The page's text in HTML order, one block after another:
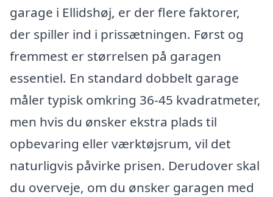
garage i Ellidshøj, er der flere faktorer,
der spiller ind i prissætningen. Først og
fremmest er størrelsen på garagen
essentiel. En standard dobbelt garage
måler typisk omkring 36-45 kvadratmeter,
men hvis du ønsker ekstra plads til
opbevaring eller værktøjsrum, vil det
naturligvis påvirke prisen. Derudover skal
du overveje, om du ønsker garagen med